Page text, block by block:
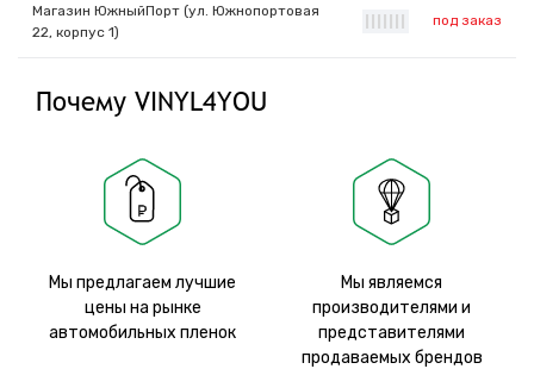
Магазин ЮжныйПорт (ул. Южнопортовая
22, корпус 1)
под заказ
Почему VINYL4YOU
Мы предлагаем лучшие
цены на рынке
автомобильных пленок
Мы являемся
производителями и
представителями
продаваемых брендов